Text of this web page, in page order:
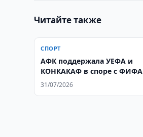
Читайте также
СПОРТ
АФК поддержала УЕФА и
КОНКАКАФ в споре с ФИФА
31/07/2026